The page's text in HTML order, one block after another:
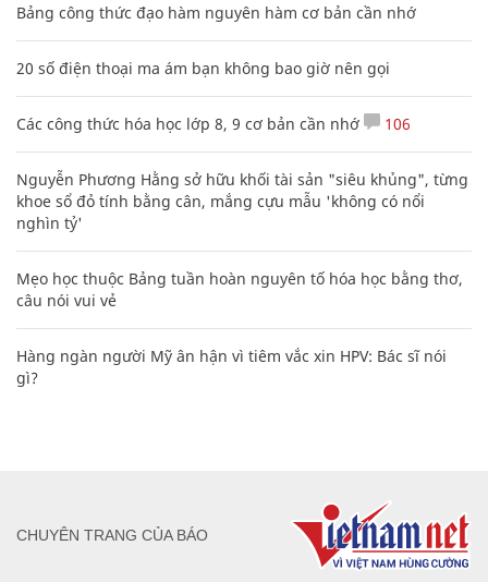
Bảng công thức đạo hàm nguyên hàm cơ bản cần nhớ
20 số điện thoại ma ám bạn không bao giờ nên gọi
Các công thức hóa học lớp 8, 9 cơ bản cần nhớ 106
Nguyễn Phương Hằng sở hữu khối tài sản "siêu khủng", từng
khoe sổ đỏ tính bằng cân, mắng cựu mẫu 'không có nổi
nghìn tỷ'
Mẹo học thuộc Bảng tuần hoàn nguyên tố hóa học bằng thơ,
câu nói vui vẻ
Hàng ngàn người Mỹ ân hận vì tiêm vắc xin HPV: Bác sĩ nói
gì?
CHUYÊN TRANG CỦA BÁO